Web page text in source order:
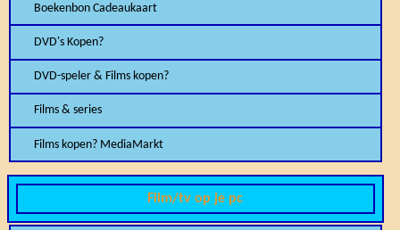
Boekenbon Cadeaukaart
DVD's Kopen?
DVD-speler & Films kopen?
Films & series
Films kopen? MediaMarkt
Film/tv op je pc